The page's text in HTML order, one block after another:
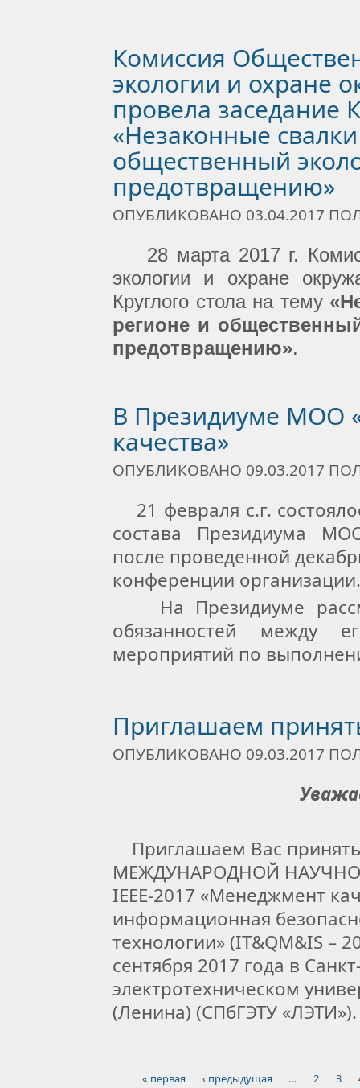
Комиссия
экологии и охране
провела заседание
«Незаконные
общественный
предотвращению»
ОПУБЛИКОВАНО 03.04.2017
28 марта 2017 г.
экологии и охране
Круглого стола на тему «
регионе и
предотвращению».
В Президиуме МОО
качества»
ОПУБЛИКОВАНО 09.03.2017
21 февраля с.г.
состава Президиума
после проведенной
конференции организации.
На Президиуме
обязанностей между
мероприятий по
Приглашаем
ОПУБЛИКОВАНО 09.03.2017
Приглашаем Вас принять
МЕЖДУНАРОДНОЙ
IEEE-2017 «Менеджмент
информационная
технологии» (IT&QM&IS –
сентября 2017 года в
электротехническом
(Ленина) (СПбГЭТУ
« первая ‹ предыдущая … 2 3